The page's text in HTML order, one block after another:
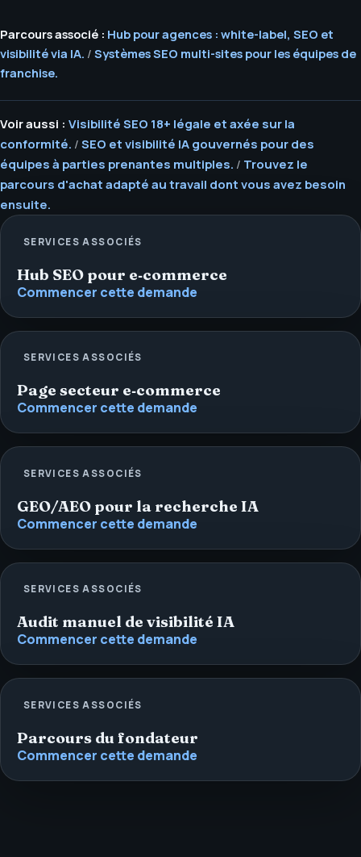
Parcours associé : Hub pour agences : white-label, SEO et
visibilité via IA. / Systèmes SEO multi-sites pour les équipes de
franchise.
Voir aussi : Visibilité SEO 18+ légale et axée sur la
conformité. / SEO et visibilité IA gouvernés pour des
équipes à parties prenantes multiples. / Trouvez le
parcours d'achat adapté au travail dont vous avez besoin
ensuite.
SERVICES ASSOCIÉS
Hub SEO pour e‑commerce
Commencer cette demande
SERVICES ASSOCIÉS
Page secteur e‑commerce
Commencer cette demande
SERVICES ASSOCIÉS
GEO/AEO pour la recherche IA
Commencer cette demande
SERVICES ASSOCIÉS
Audit manuel de visibilité IA
Commencer cette demande
SERVICES ASSOCIÉS
Parcours du fondateur
Commencer cette demande